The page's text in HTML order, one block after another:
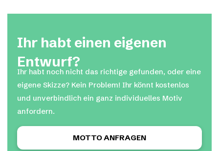
Ihr habt einen eigenen
Entwurf?
Ihr habt noch nicht das richtige gefunden, oder eine
eigene Skizze? Kein Problem! Ihr könnt kostenlos
und unverbindlich ein ganz individuelles Motiv
anfordern.
MOTTO ANFRAGEN